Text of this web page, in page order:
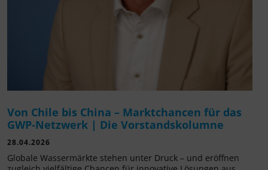
Von Chile bis China – Marktchancen für das
GWP-Netzwerk | Die Vorstandskolumne
28.04.2026
Globale Wassermärkte stehen unter Druck – und eröffnen